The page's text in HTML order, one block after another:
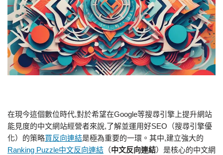
在現今這個數位時代,對於希望在Google等搜尋引擎上提升網站
能見度的中文網站經營者來說,了解並運用好SEO（搜尋引擎優
化）的策略買反向連結是極為重要的一環。其中,建立強大的
Ranking Puzzle中文反向連結 （中文反向連結）是核心的中文網